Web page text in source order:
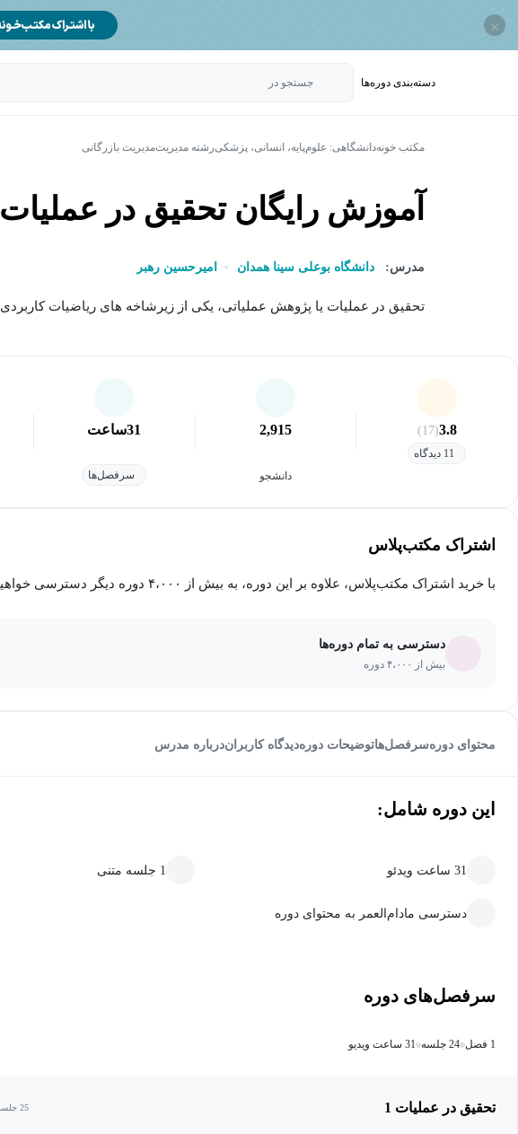
×
دسته‌بندی‌ دوره‌ها جستجو در
مکتب خونهدانشگاهی: علوم‌پایه، انسانی، پزشکیرشته مدیریتمدیریت بازرگانی
آموزش رایگان تحقیق در عملیات 1 رشته مدیریت
مدرس: دانشگاه بوعلی سینا همدان امیرحسین رهبر
تحقیق در عملیات یا پژوهش عملیاتی، یکی از زیرشاخه های ریاضیات
3.8
(17)
11 دیدگاه
2,915
دانشجو
31ساعت
سرفصل‌ها
اشتراک مکتب‌پلاس
با خرید اشتراک مکتب‌پلاس، علاوه بر این دوره، به بیش از ۴،۰۰۰ دوره دیگر دسترسی خواهید داشت.
دسترسی به تمام دوره‌ها
بیش از ۴،۰۰۰ دوره
محتوای دورهسرفصل‌هاتوضیحات دورهدیدگاه کاربراندرباره مدرس
این دوره شامل:
31 ساعت ویدئو 1 جلسه متنی
دسترسی مادام‌العمر به محتوای دوره
سرفصل‌های دوره
1 فصل 24 جلسه 31 ساعت ویدیو
تحقیق در عملیات 1 25 جلسه